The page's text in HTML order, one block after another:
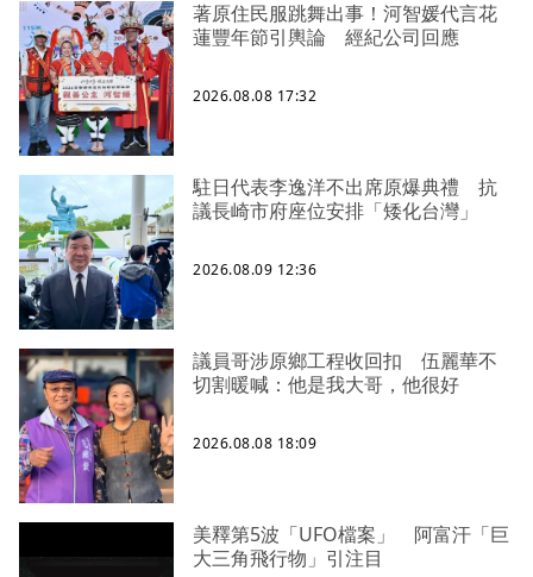
著原住民服跳舞出事！河智媛代言花
蓮豐年節引輿論 經紀公司回應
2026.08.08 17:32
駐日代表李逸洋不出席原爆典禮 抗
議長崎市府座位安排「矮化台灣」
2026.08.09 12:36
議員哥涉原鄉工程收回扣 伍麗華不
切割暖喊：他是我大哥，他很好
2026.08.08 18:09
美釋第5波「UFO檔案」 阿富汗「巨
大三角飛行物」引注目